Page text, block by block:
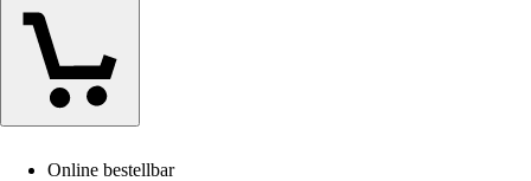
Online bestellbar